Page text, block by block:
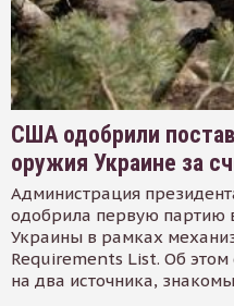
США одобрили
оружия Украине за
Администрация
одобрила первую партию
Украины в рамках
Requirements List. Об
на два источника,